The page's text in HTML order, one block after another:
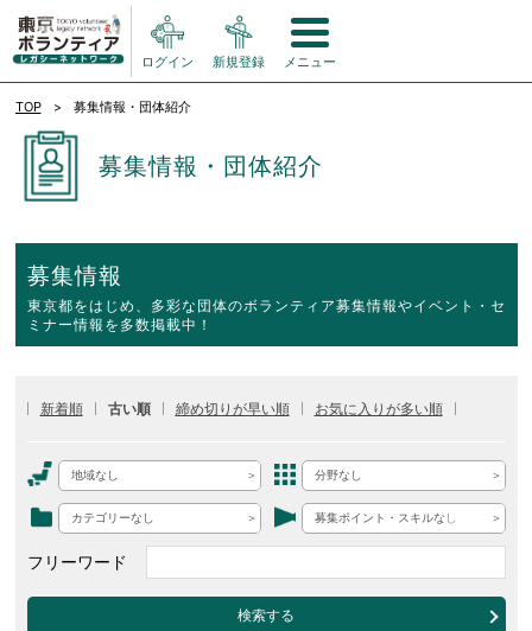
ログイン 新規登録 メニュー
TOP 募集情報・団体紹介
募集情報・団体紹介
募集情報
東京都をはじめ、多彩な団体のボランティア募集情報やイベント・セ
ミナー情報を多数掲載中！
新着順 古い順 締め切りが早い順 お気に入りが多い順
地域なし 分野なし
カテゴリーなし 募集ポイント・スキルなし
フリーワード
検索する